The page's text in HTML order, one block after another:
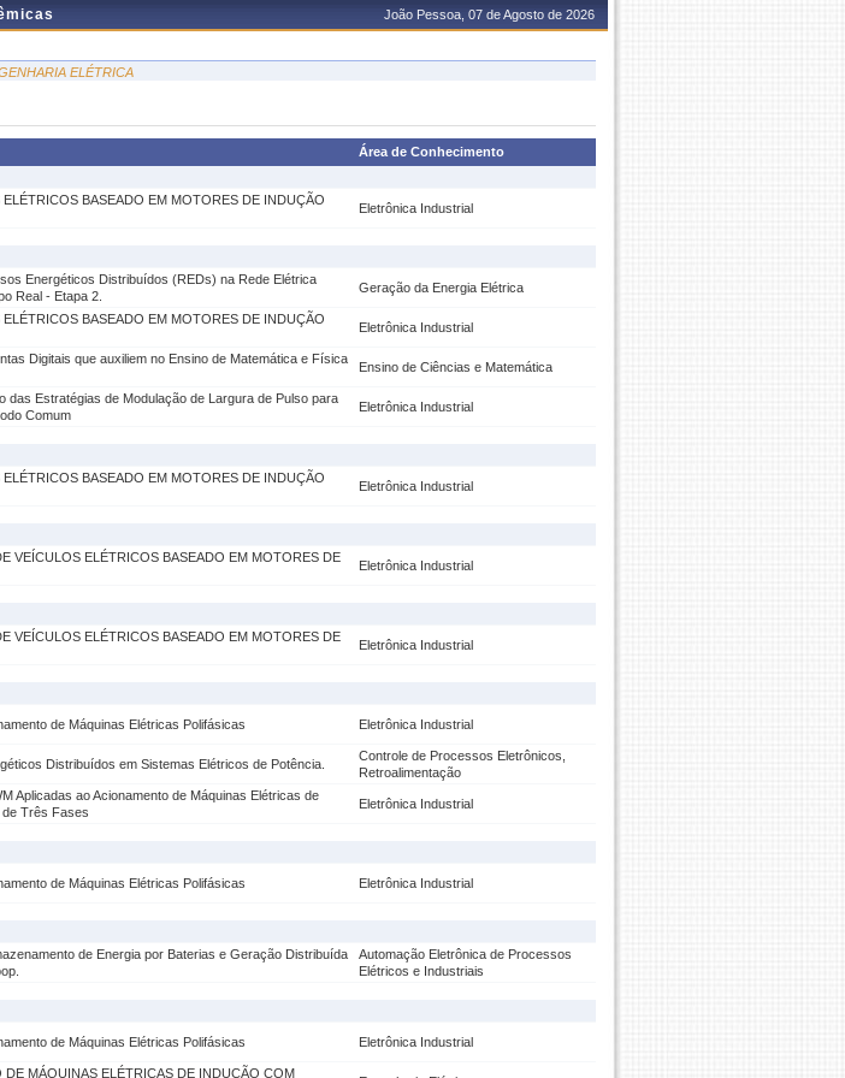
João Pessoa, 07 de Agosto de 2026
ELÉTRICA
Área de Conhecimento
BASEADO EM MOTORES DE INDUÇÃO
Eletrônica Industrial
Energéticos Distribuídos (REDs) na Rede Elétrica
Real - Etapa 2.
Geração da Energia Elétrica
BASEADO EM MOTORES DE INDUÇÃO
Eletrônica Industrial
Digitais que auxiliem no Ensino de Matemática e Física
Ensino de Ciências e Matemática
das Estratégias de Modulação de Largura de Pulso para
Comum
Eletrônica Industrial
BASEADO EM MOTORES DE INDUÇÃO
Eletrônica Industrial
VEÍCULOS ELÉTRICOS BASEADO EM MOTORES DE
Eletrônica Industrial
VEÍCULOS ELÉTRICOS BASEADO EM MOTORES DE
Eletrônica Industrial
de Máquinas Elétricas Polifásicas Eletrônica Industrial
Distribuídos em Sistemas Elétricos de Potência.
Controle de Processos Eletrônicos,
Retroalimentação
Aplicadas ao Acionamento de Máquinas Elétricas de
de Três Fases
Eletrônica Industrial
de Máquinas Elétricas Polifásicas Eletrônica Industrial
de Energia por Baterias e Geração Distribuída
Automação Eletrônica de Processos
Elétricos e Industriais
de Máquinas Elétricas Polifásicas Eletrônica Industrial
DE MÁQUINAS ELÉTRICAS DE INDUÇÃO COM